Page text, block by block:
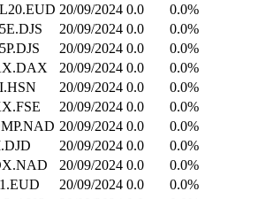
20/09/2024 0.0
0.0%
20/09/2024 0.0
0.0%
20/09/2024 0.0
0.0%
20/09/2024 0.0
0.0%
20/09/2024 0.0
0.0%
20/09/2024 0.0
0.0%
20/09/2024 0.0
0.0%
20/09/2024 0.0
0.0%
20/09/2024 0.0
0.0%
20/09/2024 0.0
0.0%